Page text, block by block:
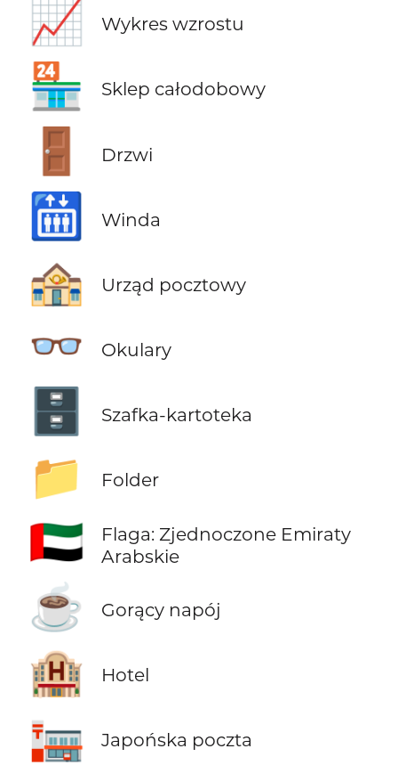
📈 Wykres wzrostu
🏪 Sklep całodobowy
🚪 Drzwi
🛗 Winda
🏤 Urząd pocztowy
👓 Okulary
🗄️ Szafka-kartoteka
📁 Folder
🇦🇪
Flaga: Zjednoczone Emiraty
Arabskie
☕ Gorący napój
🏨 Hotel
🏣 Japońska poczta